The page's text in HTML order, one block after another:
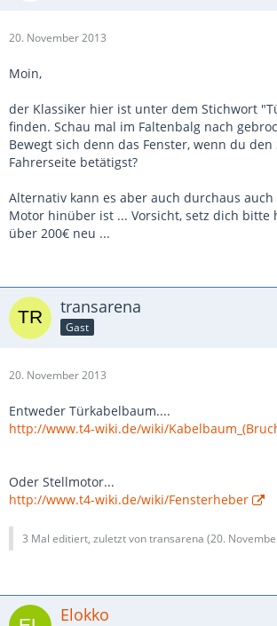
20. November 2013
Moin,
der Klassiker hier ist unter dem Stichwort
finden. Schau mal im Faltenbalg nach
Bewegt sich denn das Fenster, wenn du
Fahrerseite betätigst?
Alternativ kann es aber auch durchaus
Motor hinüber ist ... Vorsicht, setz dich bitte
über 200€ neu ...
transarena
Gast
20. November 2013
Entweder Türkabelbaum....
http://www.t4-wiki.de/wiki/
Oder Stellmotor...
http://www.t4-wiki.de/wiki/Fensterheber
3 Mal editiert, zuletzt von transarena (20.
Elokko